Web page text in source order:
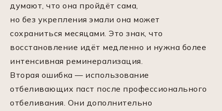
думают, что она пройдёт сама,
но без укрепления эмали она может
сохраниться месяцами. Это знак, что
восстановление идёт медленно и нужна более
интенсивная реминерализация.
Вторая ошибка — использование
отбеливающих паст после профессионального
отбеливания. Они дополнительно